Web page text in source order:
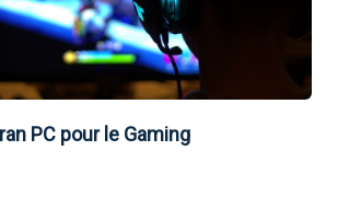
PC pour le Gaming